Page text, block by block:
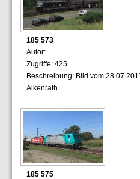
185 573
Autor:
Zugriffe: 425
Beschreibung: Bild vom
Alkenrath
185 575